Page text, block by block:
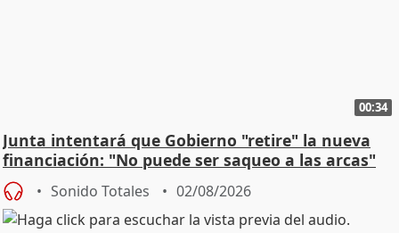
00:34
Junta intentará que Gobierno "retire" la nueva
financiación: "No puede ser saqueo a las arcas"
Sonido Totales 02/08/2026